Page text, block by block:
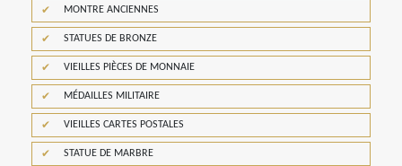
MONTRE ANCIENNES
STATUES DE BRONZE
VIEILLES PIÈCES DE MONNAIE
MÉDAILLES MILITAIRE
VIEILLES CARTES POSTALES
STATUE DE MARBRE